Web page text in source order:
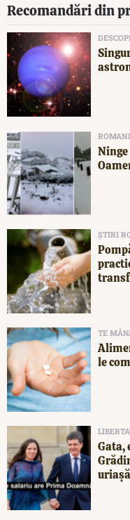
Recomandări din
ȘTIRI
TE
le
Gata,